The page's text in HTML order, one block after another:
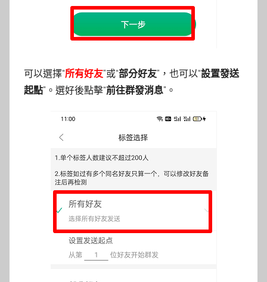
可以選擇“所有好友”或“部分好友”，也可以“設置發送
起點”。選好後點擊“前往群發消息”。